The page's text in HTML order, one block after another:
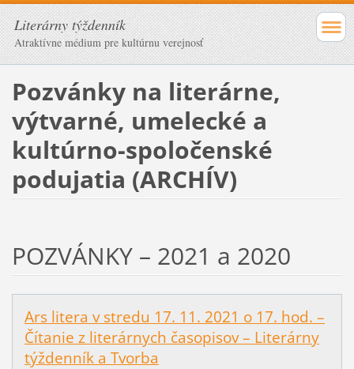
Literárny týždenník
Atraktívne médium pre kultúrnu verejnosť
Pozvánky na literárne,
výtvarné, umelecké a
kultúrno-spoločenské
podujatia (ARCHÍV)
POZVÁNKY – 2021 a 2020
Ars litera v stredu 17. 11. 2021 o 17. hod. –
Čítanie z literárnych časopisov – Literárny
týždenník a Tvorba